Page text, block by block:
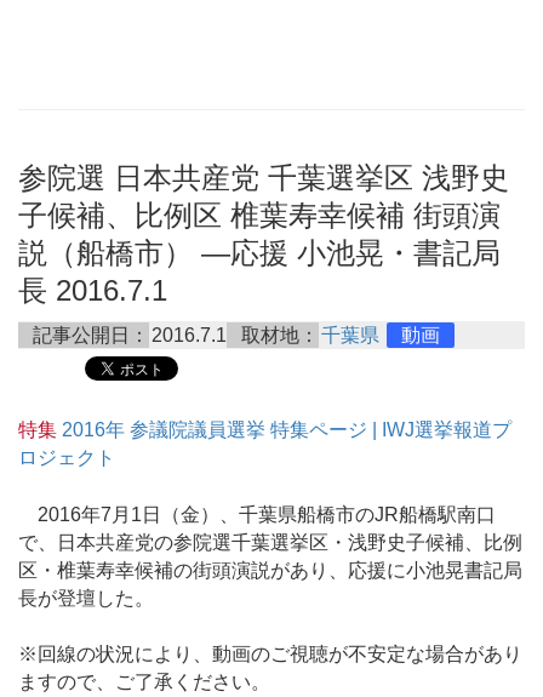
参院選 日本共産党 千葉選挙区 浅野史
子候補、比例区 椎葉寿幸候補 街頭演
説（船橋市） ―応援 小池晃・書記局
長 2016.7.1
記事公開日： 2016.7.1 取材地： 千葉県 動画
特集 2016年 参議院議員選挙 特集ページ | IWJ選挙報道プ
ロジェクト
2016年7月1日（金）、千葉県船橋市のJR船橋駅南口
で、日本共産党の参院選千葉選挙区・浅野史子候補、比例
区・椎葉寿幸候補の街頭演説があり、応援に小池晃書記局
長が登壇した。
※回線の状況により、動画のご視聴が不安定な場合があり
ますので、ご了承ください。